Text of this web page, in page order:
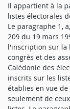
Il appartient à la
listes électorales
Le paragraphe 1,
209 du 19 mars
l'inscription sur la
congrès et des
Calédonie des
inscrits sur les
établies en vue
seulement de